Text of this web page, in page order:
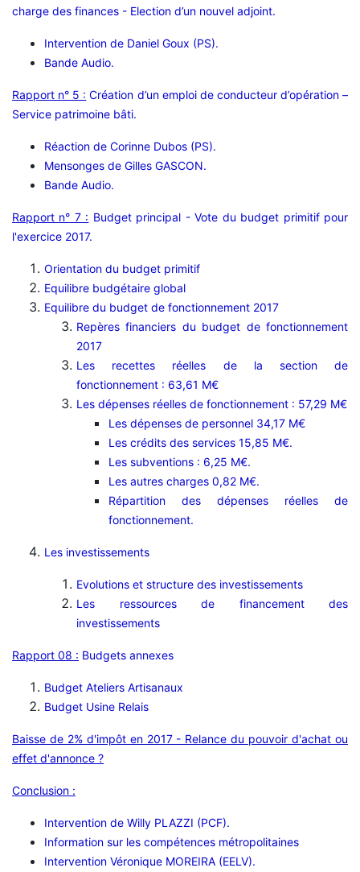
charge des finances - Election d’un nouvel adjoint.
Intervention de Daniel Goux (PS).
Bande Audio.
Rapport n° 5 : Création d’un emploi de conducteur d’opération –
Service patrimoine bâti.
Réaction de Corinne Dubos (PS).
Mensonges de Gilles GASCON.
Bande Audio.
Rapport n° 7 : Budget principal - Vote du budget primitif pour
l'exercice 2017.
Orientation du budget primitif
Equilibre budgétaire global
Equilibre du budget de fonctionnement 2017
Repères financiers du budget de fonctionnement
2017
Les recettes réelles de la section de
fonctionnement : 63,61 M€
Les dépenses réelles de fonctionnement : 57,29 M€
Les dépenses de personnel 34,17 M€
Les crédits des services 15,85 M€.
Les subventions : 6,25 M€.
Les autres charges 0,82 M€.
Répartition des dépenses réelles de
fonctionnement.
Les investissements
Evolutions et structure des investissements
Les ressources de financement des
investissements
Rapport 08 : Budgets annexes
Budget Ateliers Artisanaux
Budget Usine Relais
Baisse de 2% d'impôt en 2017 - Relance du pouvoir d'achat ou
effet d'annonce ?
Conclusion :
Intervention de Willy PLAZZI (PCF).
Information sur les compétences métropolitaines
Intervention Véronique MOREIRA (EELV).